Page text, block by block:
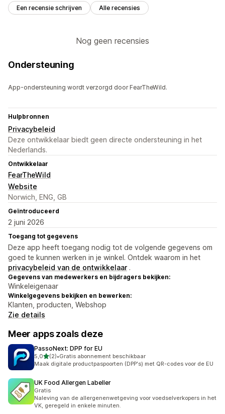
Een recensie schrijven Alle recensies
Nog geen recensies
Ondersteuning
App-ondersteuning wordt verzorgd door FearTheWild.
Hulpbronnen
Privacybeleid
Deze ontwikkelaar biedt geen directe ondersteuning in het
Nederlands.
Ontwikkelaar
FearTheWild
Website
Norwich, ENG, GB
Geïntroduceerd
2 juni 2026
Toegang tot gegevens
Deze app heeft toegang nodig tot de volgende gegevens om
goed te kunnen werken in je winkel. Ontdek waarom in het
privacybeleid van de ontwikkelaar .
Gegevens van medewerkers en bijdragers bekijken:
Winkeleigenaar
Winkelgegevens bekijken en bewerken:
Klanten, producten, Webshop
Zie details
Meer apps zoals deze
PassoNext: DPP for EU
5,0van 5 sterren
(2)
2 recensies in totaal
•Gratis abonnement beschikbaar
Maak digitale productpaspoorten (DPP's) met QR-codes voor de EU
UK Food Allergen Labeller
Gratis
Naleving van de allergenenwetgeving voor voedselverkopers in het
VK, geregeld in enkele minuten.